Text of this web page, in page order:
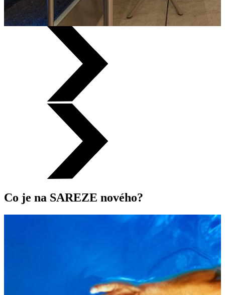
Co je na SAREZE nového?